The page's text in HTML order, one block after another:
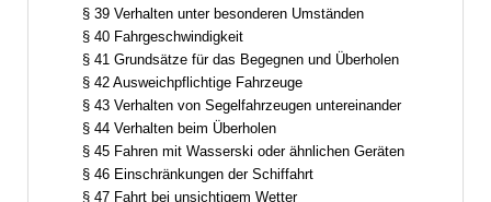
§ 39 Verhalten unter besonderen Umständen
§ 40 Fahrgeschwindigkeit
§ 41 Grundsätze für das Begegnen und Überholen
§ 42 Ausweichpflichtige Fahrzeuge
§ 43 Verhalten von Segelfahrzeugen untereinander
§ 44 Verhalten beim Überholen
§ 45 Fahren mit Wasserski oder ähnlichen Geräten
§ 46 Einschränkungen der Schiffahrt
§ 47 Fahrt bei unsichtigem Wetter